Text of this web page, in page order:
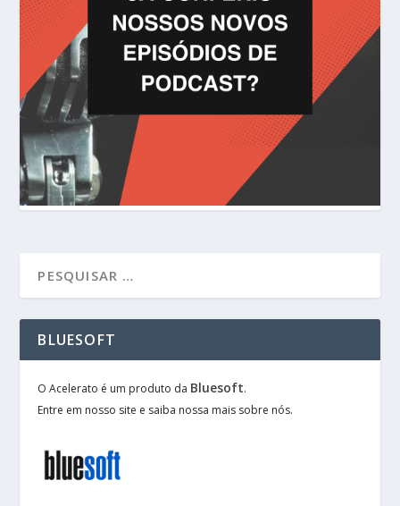
BLUESOFT
O Acelerato é um produto da Bluesoft.
Entre em nosso site e saiba nossa mais sobre nós.